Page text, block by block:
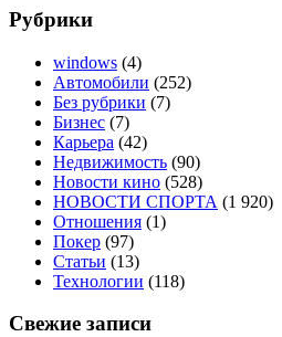
Рубрики
windows (4)
Автомобили (252)
Без рубрики (7)
Бизнес (7)
Карьера (42)
Недвижимость (90)
Новости кино (528)
НОВОСТИ СПОРТА (1 920)
Отношения (1)
Покер (97)
Статьи (13)
Технологии (118)
Свежие записи